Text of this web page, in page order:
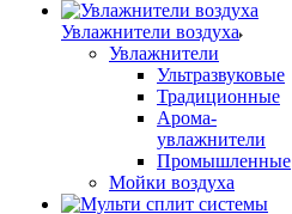
Увлажнители воздуха
Увлажнители
Ультразвуковые
Традиционные
Арома-
увлажнители
Промышленные
Мойки воздуха